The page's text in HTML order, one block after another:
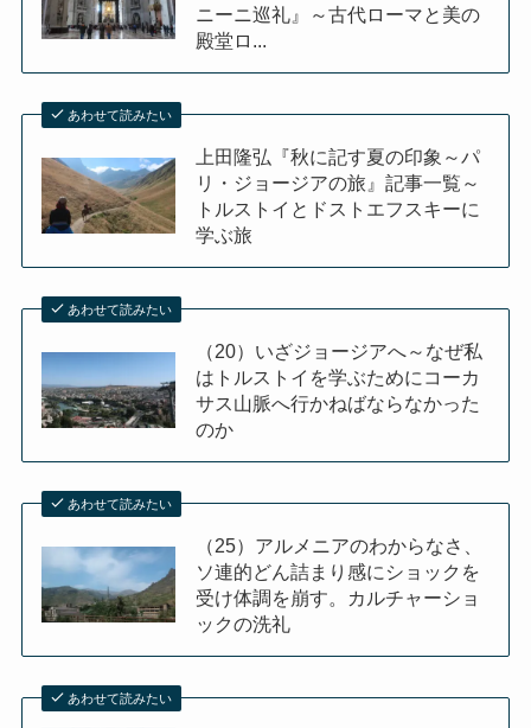
ニーニ巡礼』～古代ローマと美の
殿堂ロ...
あわせて読みたい
上田隆弘『秋に記す夏の印象～パ
リ・ジョージアの旅』記事一覧～
トルストイとドストエフスキーに
学ぶ旅
あわせて読みたい
（20）いざジョージアへ～なぜ私
はトルストイを学ぶためにコーカ
サス山脈へ行かねばならなかった
のか
あわせて読みたい
（25）アルメニアのわからなさ、
ソ連的どん詰まり感にショックを
受け体調を崩す。カルチャーショ
ックの洗礼
あわせて読みたい